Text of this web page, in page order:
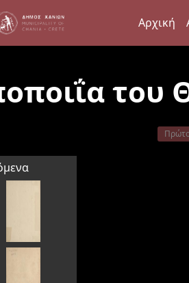
Αρχική
του